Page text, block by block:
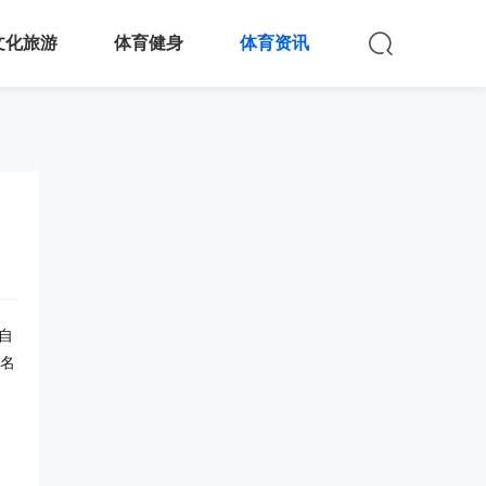
化旅游 体育健身 体育资讯